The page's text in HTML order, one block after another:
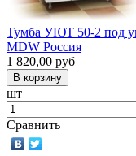
Тумба УЮТ 50-2 под
MDW Россия
1 820,00 руб
шт
Сравнить